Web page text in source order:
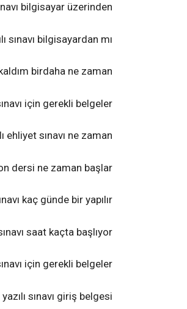
bilgisayar üzerinden
sınavı bilgisayardan mı
birdaha ne zaman
için gerekli belgeler
ehliyet sınavı ne zaman
dersi ne zaman başlar
kaç günde bir yapılır
saat kaçta başlıyor
için gerekli belgeler
sınavı giriş belgesi